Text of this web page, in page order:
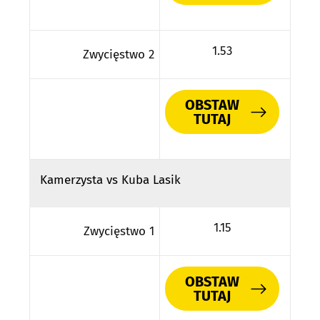
Zwycięstwo 2 1.53
OBSTAW
TUTAJ
Kamerzysta vs Kuba Lasik
Zwycięstwo 1 1.15
OBSTAW
TUTAJ